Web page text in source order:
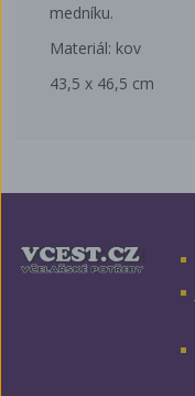
medníku.
Materiál: kov
43,5 x 46,5 cm